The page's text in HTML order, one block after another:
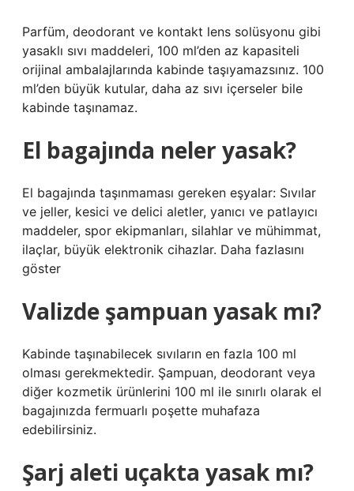
Parfüm, deodorant ve kontakt lens solüsyonu gibi
yasaklı sıvı maddeleri, 100 ml’den az kapasiteli
orijinal ambalajlarında kabinde taşıyamazsınız. 100
ml’den büyük kutular, daha az sıvı içerseler bile
kabinde taşınamaz.
El bagajında neler yasak?
El bagajında ​​taşınmaması gereken eşyalar: Sıvılar
ve jeller, kesici ve delici aletler, yanıcı ve patlayıcı
maddeler, spor ekipmanları, silahlar ve mühimmat,
ilaçlar, büyük elektronik cihazlar. Daha fazlasını
göster
Valizde şampuan yasak mı?
Kabinde taşınabilecek sıvıların en fazla 100 ml
olması gerekmektedir. Şampuan, deodorant veya
diğer kozmetik ürünlerini 100 ml ile sınırlı olarak el
bagajınızda fermuarlı poşette muhafaza
edebilirsiniz.
Şarj aleti uçakta yasak mı?